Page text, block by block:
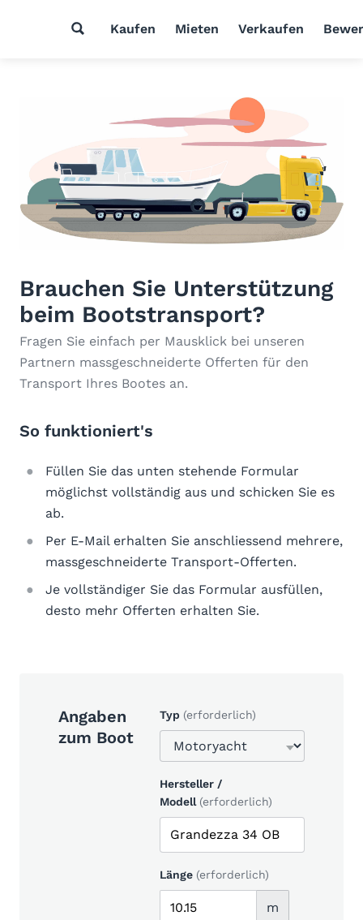
Kaufen Mieten Verkaufen
Brauchen Sie Unterstützung
beim Bootstransport?
Fragen Sie einfach per Mausklick bei unseren
Partnern massgeschneiderte Offerten für den
Transport Ihres Bootes an.
So funktioniert's
Füllen Sie das unten stehende Formular
möglichst vollständig aus und schicken Sie es
ab.
Per E-Mail erhalten Sie anschliessend mehrere,
massgeschneiderte Transport-Offerten.
Je vollständiger Sie das Formular ausfüllen,
desto mehr Offerten erhalten Sie.
Angaben
zum Boot
Typ (erforderlich)
Hersteller /
Modell (erforderlich)
Länge (erforderlich)
m